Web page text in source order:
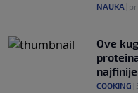
NAUKA
Ove
COOKING